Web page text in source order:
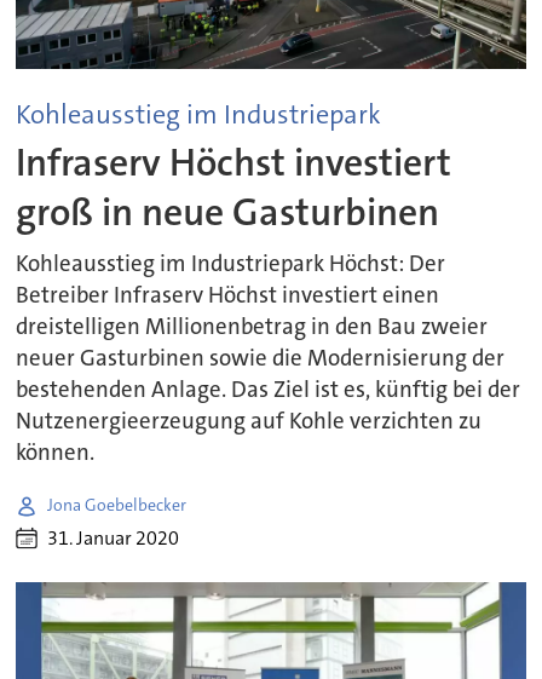
Kohleausstieg im Industriepark
Infraserv Höchst investiert
groß in neue Gasturbinen
Kohleausstieg im Industriepark Höchst: Der
Betreiber Infraserv Höchst investiert einen
dreistelligen Millionenbetrag in den Bau zweier
neuer Gasturbinen sowie die Modernisierung der
bestehenden Anlage. Das Ziel ist es, künftig bei der
Nutzenergieerzeugung auf Kohle verzichten zu
können.
Jona Goebelbecker
31. Januar 2020